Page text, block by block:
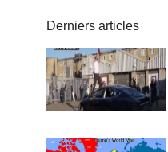
Derniers articles